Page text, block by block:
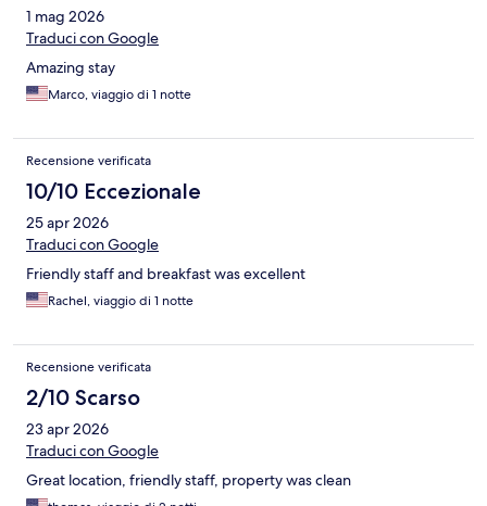
1 mag 2026
Traduci con Google
Amazing stay
Marco, viaggio di 1 notte
Recensione verificata
10/10 Eccezionale
25 apr 2026
Traduci con Google
Friendly staff and breakfast was excellent
Rachel, viaggio di 1 notte
Recensione verificata
2/10 Scarso
23 apr 2026
Traduci con Google
Great location, friendly staff, property was clean